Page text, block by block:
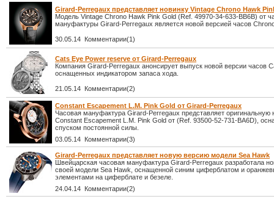
Girard-Perregaux представляет новинку Vintage Chrono Hawk
Модель Vintage Chrono Hawk Pink Gold (Ref. 49970-34-633-BB6B) от
мануфактуры Girard-Perregaux является новой версией часов
30.05.14 Комментарии(1)
Cats Eye Power reserve от Girard-Perregaux
Компания Girard-Perregaux анонсирует выпуск новой версии часов
оснащенных индикатором запаса хода.
21.05.14 Комментарии(2)
Constant Escapement L.M. Pink Gold от Girard-Perregaux
Часовая мануфактура Girard-Perregaux представляет оригинальную
Constant Escapement L.M. Pink Gold от (Ref. 93500-52-731-BA6D),
спуском постоянной силы.
03.05.14 Комментарии(3)
Girard-Perregaux представляет новую версию модели Sea Hawk
Швейцарская часовая мануфактура Girard-Perregaux разработала
своей модели Sea Hawk, оснащенной синим циферблатом и
элементами на циферблате и безеле.
24.04.14 Комментарии(2)